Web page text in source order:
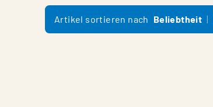
Artikel sortieren nach Beliebtheit